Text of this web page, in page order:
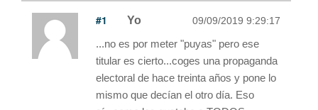
#1 Yo 09/09/2019 9:29:17
...no es por meter "puyas" pero ese
titular es cierto...coges una propaganda
electoral de hace treinta años y pone lo
mismo que decían el otro día. Eso